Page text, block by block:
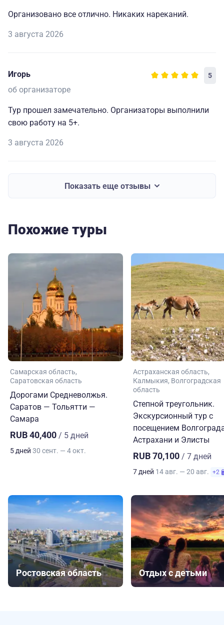
Организовано все отлично. Никаких нареканий.
3 августа 2026
Игорь 5
об организаторе
Тур прошел замечательно. Организаторы выполнили
свою работу на 5+.
3 августа 2026
Показать еще отзывы
Похожие туры
Самарская область
Саратовская область
Дорогами Средневолжья.
Саратов — Тольятти —
Самара
RUB 40,400 / 5 дней
5 дней 30 сент. — 4 окт.
Астраханская область
Калмыкия Волгоградская
область
Степной треугольник.
Экскурсионный тур с
посещением
Астрахани и Элисты
RUB 70,100 / 7 дней
7 дней 14 авг. — 20 авг. +2
Ростовская область Отдых с детьми